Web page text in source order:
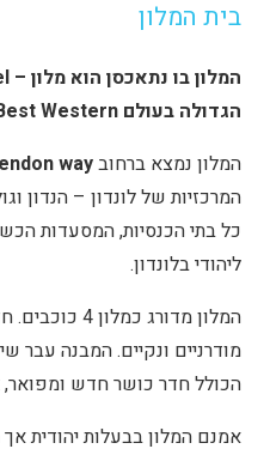
בית המלון
הגדולה בעולם Best Western.
המלון נמצא ברחובway
המרכזיות של לונדון – הנדון
כל בתי הכנסיות, המסעדות
ליהודי בלונדון.
המלון מדורג
מודרניים ונקיים. המבנה עבר
הכולל חדר כושר חדש ומפואר,
אמנם המלון בבעלות יהודית